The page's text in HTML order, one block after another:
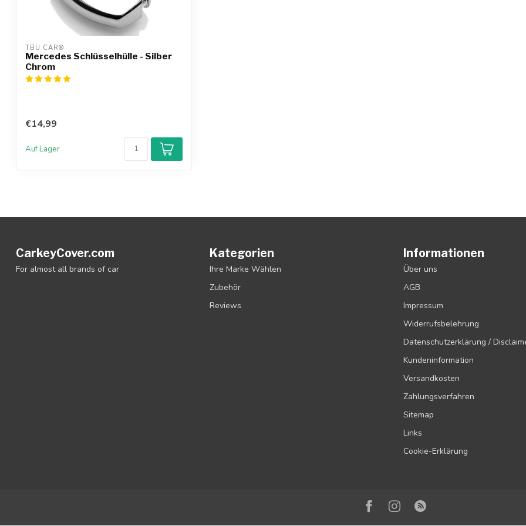
TBU CAR®
Mercedes Schlüsselhülle - Silber
Chrom
€14,99
Auf Lager
CarkeyCover.com
For almost all brands of car
Kategorien
Ihre Marke Wählen
Zubehör
Reviews
Informationen
Über uns
AGB
Impressum
Widerrufsbelehrung
Datenschutzerklärung /
Kundeninformation
Versandkosten
Zahlungsverfahren
Sitemap
Links
Cookie-Erklärung